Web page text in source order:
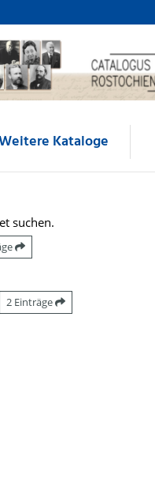
Kataloge
suchen.
2 Einträge